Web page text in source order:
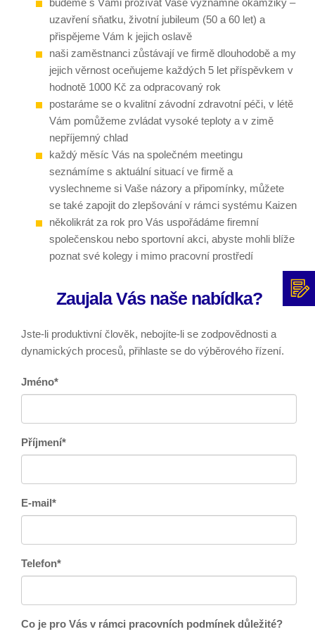
budeme s Vámi prožívat Vaše významné okamžiky –
uzavření sňatku, životní jubileum (50 a 60 let) a
přispějeme Vám k jejich oslavě
naši zaměstnanci zůstávají ve firmě dlouhodobě a my
jejich věrnost oceňujeme každých 5 let příspěvkem v
hodnotě 1000 Kč za odpracovaný rok
postaráme se o kvalitní závodní zdravotní péči, v létě
Vám pomůžeme zvládat vysoké teploty a v zimě
nepříjemný chlad
každý měsíc Vás na společném meetingu
seznámíme s aktuální situací ve firmě a
vyslechneme si Vaše názory a připomínky, můžete
se také zapojit do zlepšování v rámci systému Kaizen
několikrát za rok pro Vás uspořádáme firemní
společenskou nebo sportovní akci, abyste mohli blíže
poznat své kolegy i mimo pracovní prostředí
Zaujala Vás naše nabídka?
Jste-li produktivní člověk, nebojíte-li se zodpovědnosti a
dynamických procesů, přihlaste se do výběrového řízení.
Jméno*
Příjmení*
E-mail*
Telefon*
Co je pro Vás v rámci pracovních podmínek důležité?